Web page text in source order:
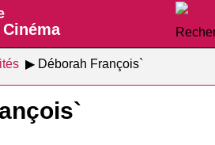
Déborah François`